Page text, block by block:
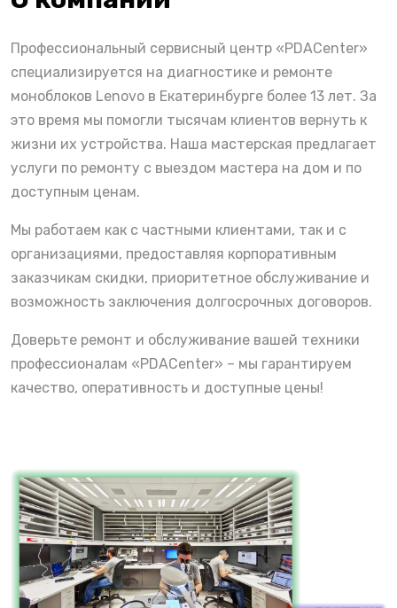
Профессиональный сервисный центр «PDACenter»
специализируется на диагностике и ремонте
моноблоков Lenovo в Екатеринбурге более 13 лет. За
это время мы помогли тысячам клиентов вернуть к
жизни их устройства. Наша мастерская предлагает
услуги по ремонту с выездом мастера на дом и по
доступным ценам.
Мы работаем как с частными клиентами, так и с
организациями, предоставляя корпоративным
заказчикам скидки, приоритетное обслуживание и
возможность заключения долгосрочных договоров.
Доверьте ремонт и обслуживание вашей техники
профессионалам «PDACenter» – мы гарантируем
качество, оперативность и доступные цены!